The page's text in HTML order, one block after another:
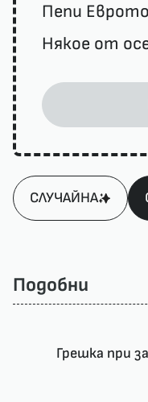
Пепи
Някое от
СЛУЧАЙНА
Подобни
Грешка при